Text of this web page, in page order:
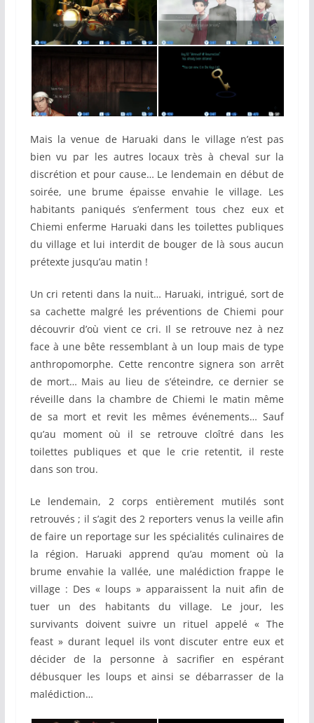
Mais la venue de Haruaki dans le village n’est pas
bien vu par les autres locaux très à cheval sur la
discrétion et pour cause… Le lendemain en début de
soirée, une brume épaisse envahie le village. Les
habitants paniqués s’enferment tous chez eux et
Chiemi enferme Haruaki dans les toilettes publiques
du village et lui interdit de bouger de là sous aucun
prétexte jusqu’au matin !
Un cri retenti dans la nuit… Haruaki, intrigué, sort de
sa cachette malgré les préventions de Chiemi pour
découvrir d’où vient ce cri. Il se retrouve nez à nez
face à une bête ressemblant à un loup mais de type
anthropomorphe. Cette rencontre signera son arrêt
de mort… Mais au lieu de s’éteindre, ce dernier se
réveille dans la chambre de Chiemi le matin même
de sa mort et revit les mêmes événements… Sauf
qu’au moment où il se retrouve cloîtré dans les
toilettes publiques et que le crie retentit, il reste
dans son trou.
Le lendemain, 2 corps entièrement mutilés sont
retrouvés ; il s’agit des 2 reporters venus la veille afin
de faire un reportage sur les spécialités culinaires de
la région. Haruaki apprend qu’au moment où la
brume envahie la vallée, une malédiction frappe le
village : Des « loups » apparaissent la nuit afin de
tuer un des habitants du village. Le jour, les
survivants doivent suivre un rituel appelé « The
feast » durant lequel ils vont discuter entre eux et
décider de la personne à sacrifier en espérant
débusquer les loups et ainsi se débarrasser de la
malédiction…